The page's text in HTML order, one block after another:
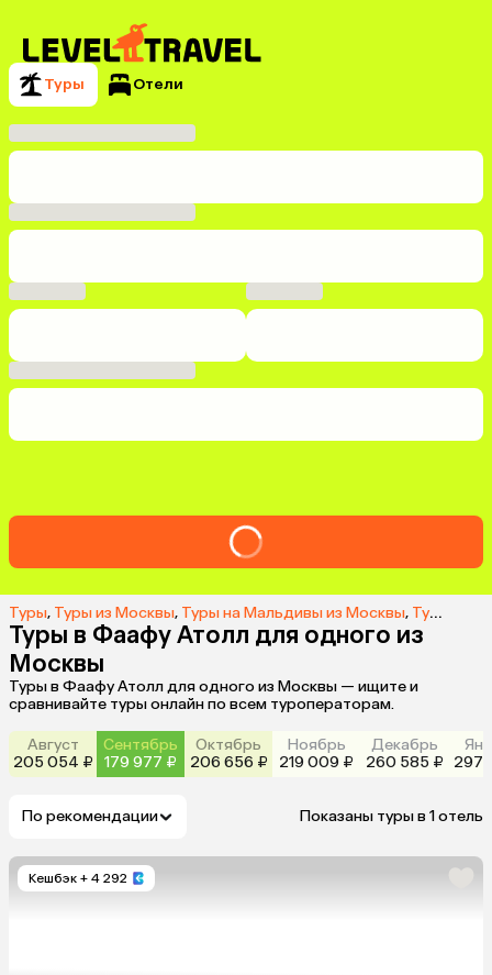
Туры Отели
Туры, Туры из Москвы, Туры на Мальдивы из Москвы, Туры в Фаафу Атолл из Москвы
Туры в Фаафу Атолл для одного из
Москвы
Туры в Фаафу Атолл для одного из Москвы — ищите и
сравнивайте туры онлайн по всем туроператорам.
Август
205 054 ₽
Сентябрь
179 977 ₽
Октябрь
206 656 ₽
Ноябрь
219 009 ₽
Декабрь
260 585 ₽
297
По рекомендации Показаны туры в 1 отель
Кешбэк + 4 292